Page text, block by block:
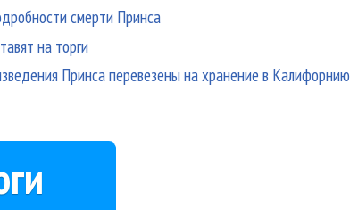
смерти Принса
на торги
Принса перевезены на хранение в Калифорнию